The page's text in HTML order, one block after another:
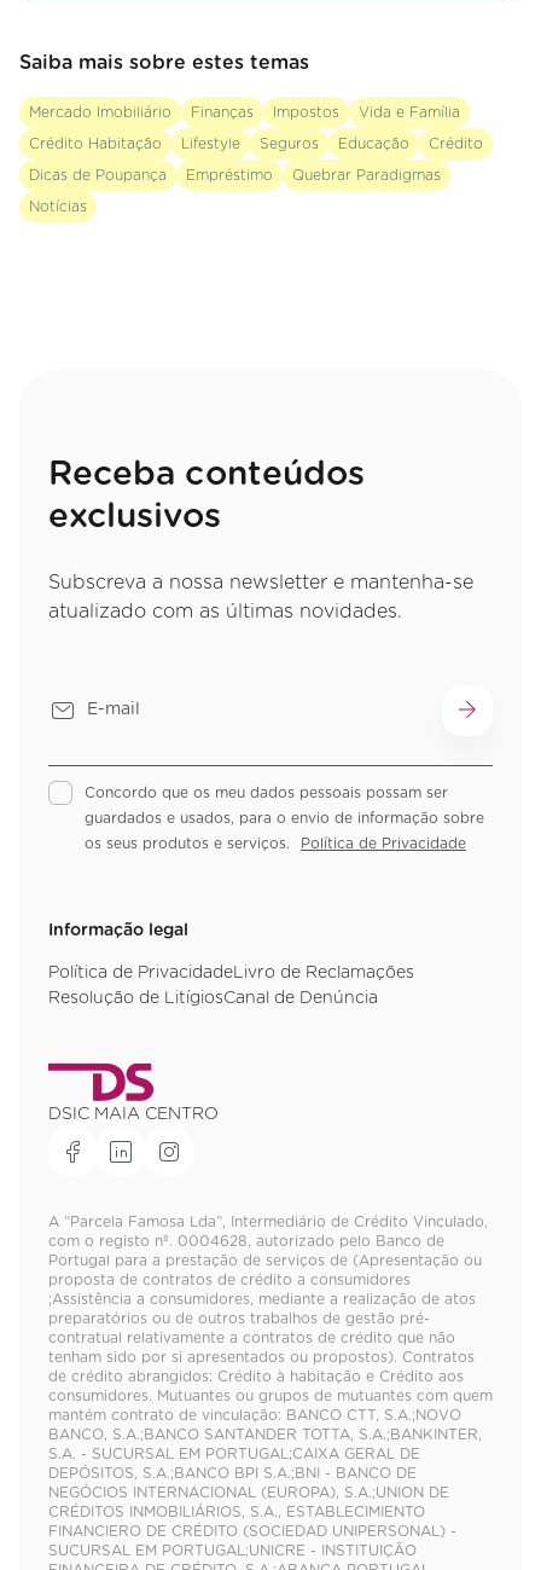
Saiba mais sobre estes temas
Mercado Imobiliário Finanças Impostos Vida e Família
Crédito Habitação Lifestyle Seguros Educação Crédito
Dicas de Poupança Empréstimo Quebrar Paradigmas
Notícias
Receba conteúdos
exclusivos
Subscreva a nossa newsletter e mantenha-se
atualizado com as últimas novidades.
Concordo que os meu dados pessoais possam ser
guardados e usados, para o envio de informação sobre
os seus produtos e serviços.
Política de Privacidade
Informação legal
Política de Privacidade Livro de Reclamações
Resolução de LitígiosCanal de Denúncia
DSIC MAIA CENTRO
A “Parcela Famosa Lda”, Intermediário de Crédito Vinculado,
com o registo nº. 0004628, autorizado pelo Banco de
Portugal para a prestação de serviços de (Apresentação ou
proposta de contratos de crédito a consumidores
;Assistência a consumidores, mediante a realização de atos
preparatórios ou de outros trabalhos de gestão pré-
contratual relativamente a contratos de crédito que não
tenham sido por si apresentados ou propostos). Contratos
de crédito abrangidos: Crédito à habitação e Crédito aos
consumidores. Mutuantes ou grupos de mutuantes com quem
mantém contrato de vinculação: BANCO CTT, S.A.;NOVO
BANCO, S.A.;BANCO SANTANDER TOTTA, S.A.;BANKINTER,
S.A. - SUCURSAL EM PORTUGAL;CAIXA GERAL DE
DEPÓSITOS, S.A.;BANCO BPI S.A.;BNI - BANCO DE
NEGÓCIOS INTERNACIONAL (EUROPA), S.A.;UNION DE
CRÉDITOS INMOBILIÁRIOS, S.A., ESTABLECIMIENTO
FINANCIERO DE CRÉDITO (SOCIEDAD UNIPERSONAL) -
SUCURSAL EM PORTUGAL;UNICRE - INSTITUIÇÃO